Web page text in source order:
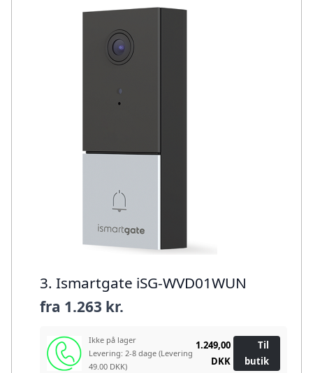
3. Ismartgate iSG-WVD01WUN
fra 1.263 kr.
Ikke på lager
Levering: 2-8 dage (Levering
49.00 DKK)
1.249,00
DKK
Til
butik